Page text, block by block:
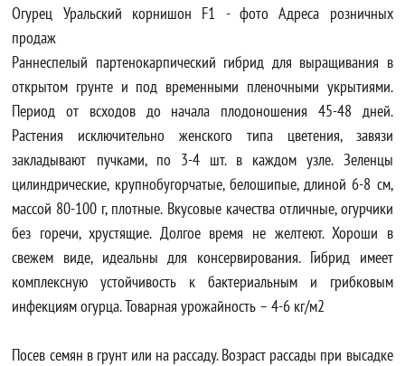
Огурец Уральский корнишон F1 - фото Адреса розничных
продаж
Раннеспелый партенокарпический гибрид для выращивания в
открытом грунте и под временными пленочными укрытиями.
Период от всходов до начала плодоношения 45-48 дней.
Растения исключительно женского типа цветения, завязи
закладывают пучками, по 3-4 шт. в каждом узле. Зеленцы
цилиндрические, крупнобугорчатые, белошипые, длиной 6-8 см,
массой 80-100 г, плотные. Вкусовые качества отличные, огурчики
без горечи, хрустящие. Долгое время не желтеют. Хороши в
свежем виде, идеальны для консервирования. Гибрид имеет
комплексную устойчивость к бактериальным и грибковым
инфекциям огурца. Товарная урожайность – 4-6 кг/м2
Посев семян в грунт или на рассаду. Возраст рассады при высадке